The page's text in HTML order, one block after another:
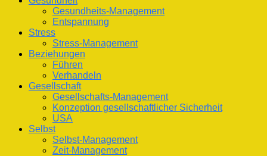
Gesundheits-Management
Entspannung
Stress
Stress-Management
Beziehungen
Führen
Verhandeln
Gesellschaft
Gesellschafts-Management
Konzeption gesellschaftlicher Sicherheit
USA
Selbst
Selbst-Management
Zeit-Management